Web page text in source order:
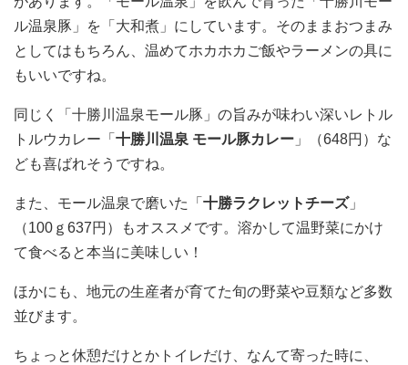
ル温泉豚」を「大和煮」にしています。そのままおつまみ
としてはもちろん、温めてホカホカご飯やラーメンの具に
もいいですね。
同じく「十勝川温泉モール豚」の旨みが味わい深いレトル
トルウカレー「 十勝川温泉 モール豚カレー 」（648円）な
ども喜ばれそうですね。
また、モール温泉で磨いた「 十勝ラクレットチーズ」
（100ｇ637円）もオススメです。溶かして温野菜にかけ
て食べると本当に美味しい！
ほかにも、地元の生産者が育てた旬の野菜や豆類など多数
並びます。
ちょっと休憩だけとかトイレだけ、なんて寄った時に、